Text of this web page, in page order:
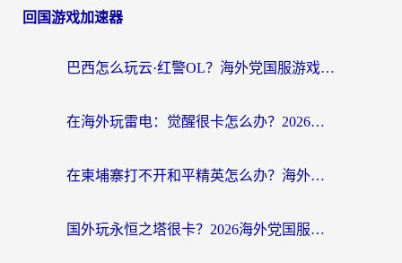
回国游戏加速器
巴西怎么玩云·红警OL？海外党国服游戏加速终极攻略（附非洲逆水寒&天下山海低延迟技巧）
在海外玩雷电：觉醒很卡怎么办？2026终极指南帮你告别延迟与卡顿
在柬埔寨打不开和平精英怎么办？海外党必看的国服游戏加速终极指南
国外玩永恒之塔很卡？2026海外党国服游戏加速器终极指南（附街头篮球坦克世界实测）